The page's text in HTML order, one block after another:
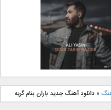
دانلود آهنگ جدید فرزاد
فرزین بنام آتیش
دانلود آهنگ جدید علی
یاسینی بنام دورترین نزدیک
»دانلود آهنگ جدید باران بنام گریه